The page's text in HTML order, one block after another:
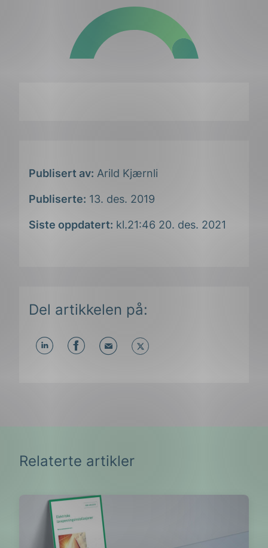
Publisert av: Arild Kjærnli
Publiserte: 13. des. 2019
Siste oppdatert: kl.21:46 20. des. 2021
Del artikkelen på:
Relaterte artikler